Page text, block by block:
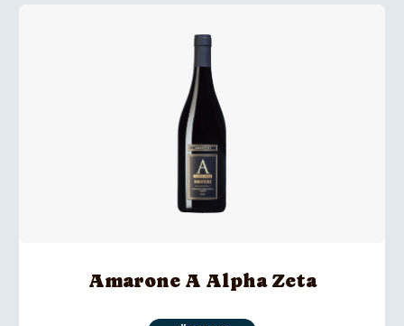
Amarone A Alpha Zeta